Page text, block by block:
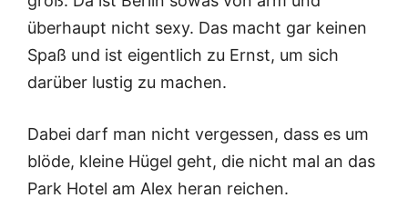
überhaupt nicht sexy. Das macht gar keinen
Spaß und ist eigentlich zu Ernst, um sich
darüber lustig zu machen.
Dabei darf man nicht vergessen, dass es um
blöde, kleine Hügel geht, die nicht mal an das
Park Hotel am Alex heran reichen.